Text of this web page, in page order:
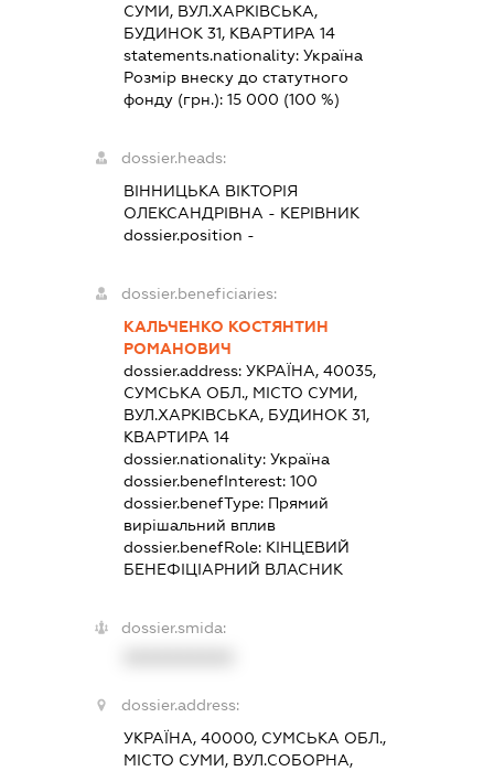
СУМИ, ВУЛ.ХАРКІВСЬКА,
БУДИНОК 31, КВАРТИРА 14
statements.nationality:Україна
Розмір внеску до статутного
фонду (грн.):15 000 (100 %)
dossier.heads:
ВІННИЦЬКА ВІКТОРІЯ
ОЛЕКСАНДРІВНА - КЕРІВНИК
dossier.position -
dossier.beneficiaries:
КАЛЬЧЕНКО КОСТЯНТИН
РОМАНОВИЧ
dossier.address:УКРАЇНА, 40035,
СУМСЬКА ОБЛ., МІСТО СУМИ,
ВУЛ.ХАРКІВСЬКА, БУДИНОК 31,
КВАРТИРА 14
dossier.nationality:Україна
dossier.benefInterest:100
dossier.benefType: Прямий
вирішальний вплив
dossier.benefRole: КІНЦЕВИЙ
БЕНЕФІЦІАРНИЙ ВЛАСНИК
dossier.smida:
dossier.address:
УКРАЇНА, 40000, СУМСЬКА ОБЛ.,
МІСТО СУМИ, ВУЛ.СОБОРНА,